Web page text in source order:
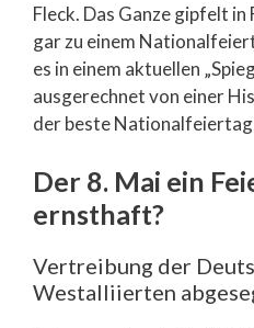
Fleck. Das Ganze gipfelt
gar zu einem
es in einem aktuellen
ausgerechnet von einer
der beste
Der 8. Mai ein
ernsthaft?
Vertreibung der
Westalliierten